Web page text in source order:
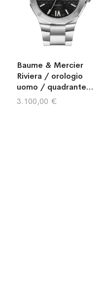
Baume & Mercier
Riviera / orologio
uomo / quadrante
nero "soleil" / cassa
e bracciale acciaio
3.100,00 €